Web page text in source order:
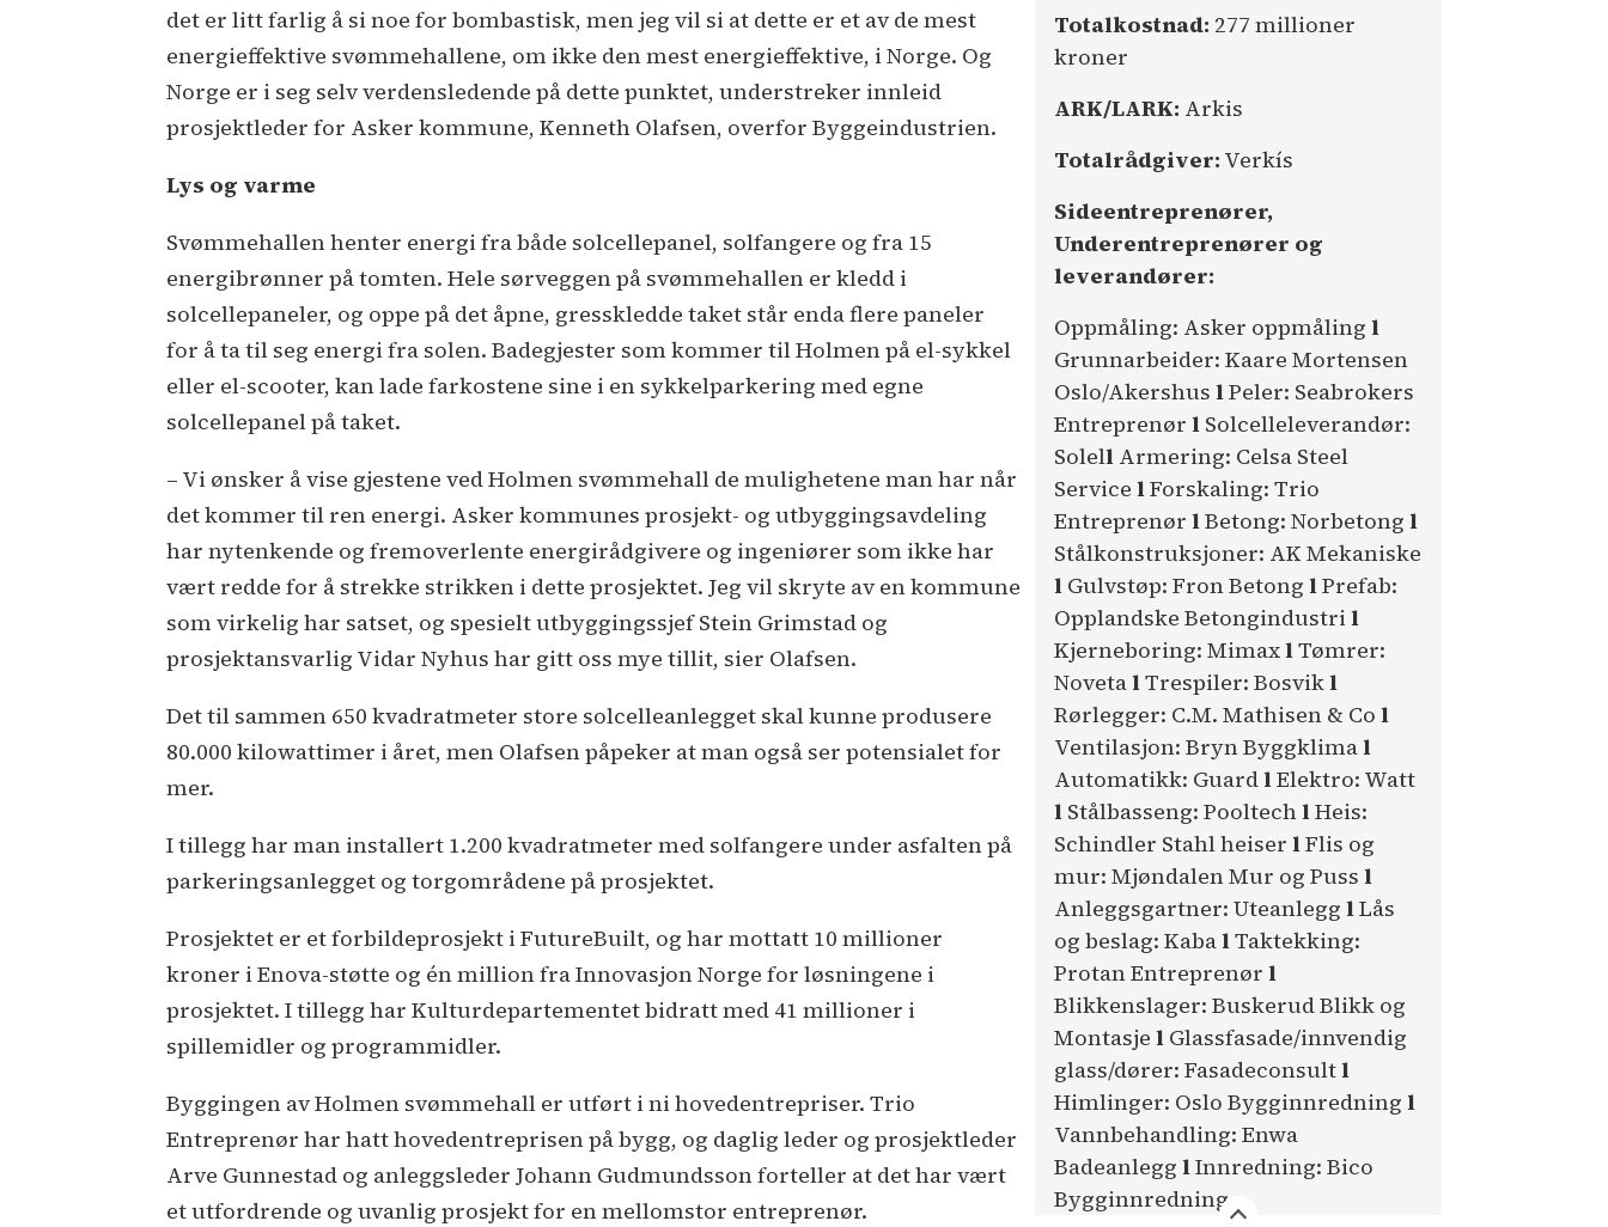
Totalkostnad: 277 millioner
kroner
ARK/LARK: Arkis
Totalrådgiver: Verkís
Sideentreprenører,
Underentreprenører og
leverandører:
Oppmåling: Asker oppmåling l
Grunnarbeider: Kaare Mortensen
Oslo/Akershus lPeler: Seabrokers
Entreprenør lSolcelleleverandør:
SolellArmering: Celsa Steel
Service lForskaling: Trio
Entreprenør lBetong: Norbetong l
Stålkonstruksjoner: AK Mekaniske
lGulvstøp: Fron Betong lPrefab:
Opplandske Betongindustril
Kjerneboring: MimaxlTømrer:
NovetalTrespiler: Bosvikl
Rørlegger: C.M. Mathisen & Co l
Ventilasjon: Bryn Byggklimal
Automatikk: GuardlElektro: Watt
lStålbasseng: PooltechlHeis:
Schindler Stahl heiser lFlis og
mur: Mjøndalen Mur og Puss l
Anleggsgartner: Uteanlegg lLås
og beslag: KabalTaktekking:
Protan Entreprenør l
Blikkenslager: Buskerud Blikk og
Montasje lGlassfasade/innvendig
glass/dører: Fasadeconsultl
Himlinger: Oslo Bygginnredning l
Vannbehandling: Enwa
Badeanlegg lInnredning: Bico
Bygginnredning
det er litt farlig å si noe for bombastisk, men jeg vil si at dette er et av de mest
energieffektive svømmehallene, om ikke den mest energieffektive, i Norge. Og
Norge er i seg selv verdensledende på dette punktet, understreker innleid
prosjektleder for Asker kommune, Kenneth Olafsen, overfor Byggeindustrien.
Lys og varme
Svømmehallen henter energi fra både solcellepanel, solfangere og fra 15
energibrønner på tomten. Hele sørveggen på svømmehallen er kledd i
solcellepaneler, og oppe på det åpne, gresskledde taket står enda flere paneler
for å ta til seg energi fra solen. Badegjester som kommer til Holmen på el-sykkel
eller el-scooter, kan lade farkostene sine i en sykkelparkering med egne
solcellepanel på taket.
– Vi ønsker å vise gjestene ved Holmen svømmehall de mulighetene man har når
det kommer til ren energi. Asker kommunes prosjekt- og utbyggingsavdeling
har nytenkende og fremoverlente energirådgivere og ingeniører som ikke har
vært redde for å strekke strikken i dette prosjektet. Jeg vil skryte av en kommune
som virkelig har satset, og spesielt utbyggingssjef Stein Grimstad og
prosjektansvarlig Vidar Nyhus har gitt oss mye tillit, sier Olafsen.
Det til sammen 650 kvadratmeter store solcelleanlegget skal kunne produsere
80.000 kilowattimer i året, men Olafsen påpeker at man også ser potensialet for
mer.
I tillegg har man installert 1.200 kvadratmeter med solfangere under asfalten på
parkeringsanlegget og torgområdene på prosjektet.
Prosjektet er et forbildeprosjekt i FutureBuilt, og har mottatt 10 millioner
kroner i Enova-støtte og én million fra Innovasjon Norge for løsningene i
prosjektet. I tillegg har Kulturdepartementet bidratt med 41 millioner i
spillemidler og programmidler.
Byggingen av Holmen svømmehall er utført i ni hovedentrepriser. Trio
Entreprenør har hatt hovedentreprisen på bygg, og daglig leder og prosjektleder
Arve Gunnestad og anleggsleder Johann Gudmundsson forteller at det har vært
et utfordrende og uvanlig prosjekt for en mellomstor entreprenør.